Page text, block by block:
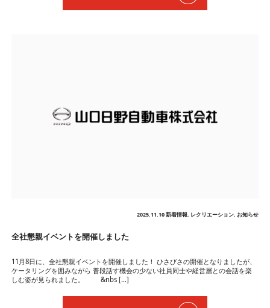
2025.11.10新着情報, レクリエーション, お知らせ
全社懇親イベントを開催しました
11月8日に、全社懇親イベントを開催しました！ ひさびさの開催となりましたが、
ケータリングを囲みながら 普段話す機会の少ない社員同士や経営層との会話を楽
しむ姿が見られました。 &nbs […]